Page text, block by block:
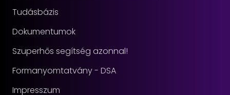
Tudásbázis
Dokumentumok
Szuperhős segítség azonnal!
Formanyomtatvány - DSA
Impresszum